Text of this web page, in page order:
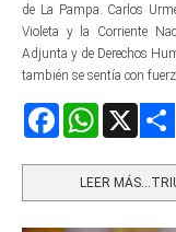
de La Pampa. Carlos
Violeta y la Corriente
Adjunta y de Derechos
también se sentía con
FacebookWhatsApp
LEER